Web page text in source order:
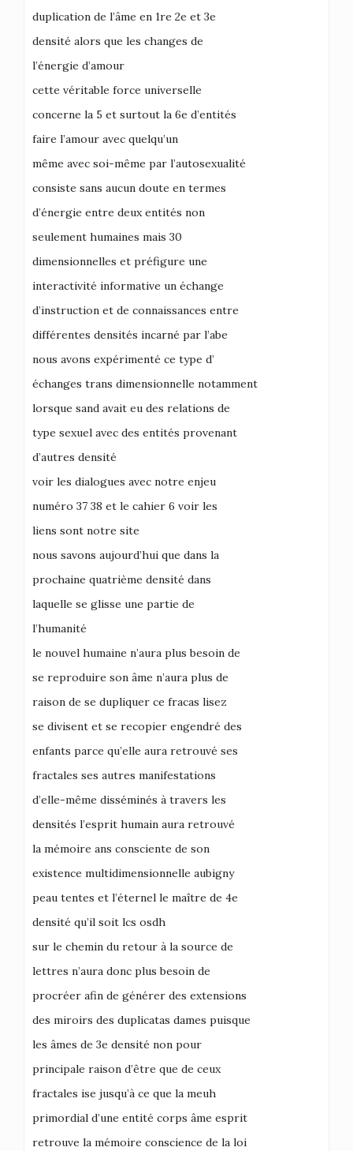
duplication de l’âme en 1re 2e et 3e
densité alors que les changes de
l’énergie d’amour
cette véritable force universelle
concerne la 5 et surtout la 6e d’entités
faire l’amour avec quelqu’un
même avec soi-même par l’autosexualité
consiste sans aucun doute en termes
d’énergie entre deux entités non
seulement humaines mais 30
dimensionnelles et préfigure une
interactivité informative un échange
d’instruction et de connaissances entre
différentes densités incarné par l’abe
nous avons expérimenté ce type d’
échanges trans dimensionnelle notamment
lorsque sand avait eu des relations de
type sexuel avec des entités provenant
d’autres densité
voir les dialogues avec notre enjeu
numéro 37 38 et le cahier 6 voir les
liens sont notre site
nous savons aujourd’hui que dans la
prochaine quatrième densité dans
laquelle se glisse une partie de
l’humanité
le nouvel humaine n’aura plus besoin de
se reproduire son âme n’aura plus de
raison de se dupliquer ce fracas lisez
se divisent et se recopier engendré des
enfants parce qu’elle aura retrouvé ses
fractales ses autres manifestations
d’elle-même disséminés à travers les
densités l’esprit humain aura retrouvé
la mémoire ans consciente de son
existence multidimensionnelle aubigny
peau tentes et l’éternel le maître de 4e
densité qu’il soit lcs osdh
sur le chemin du retour à la source de
lettres n’aura donc plus besoin de
procréer afin de générer des extensions
des miroirs des duplicatas dames puisque
les âmes de 3e densité non pour
principale raison d’être que de ceux
fractales ise jusqu’à ce que la meuh
primordial d’une entité corps âme esprit
retrouve la mémoire conscience de la loi